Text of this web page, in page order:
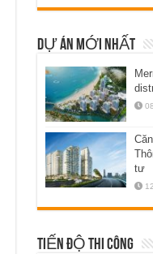
DỰ ÁN MỚI NHẤT
tư
TIẾN ĐỘ THI CÔNG